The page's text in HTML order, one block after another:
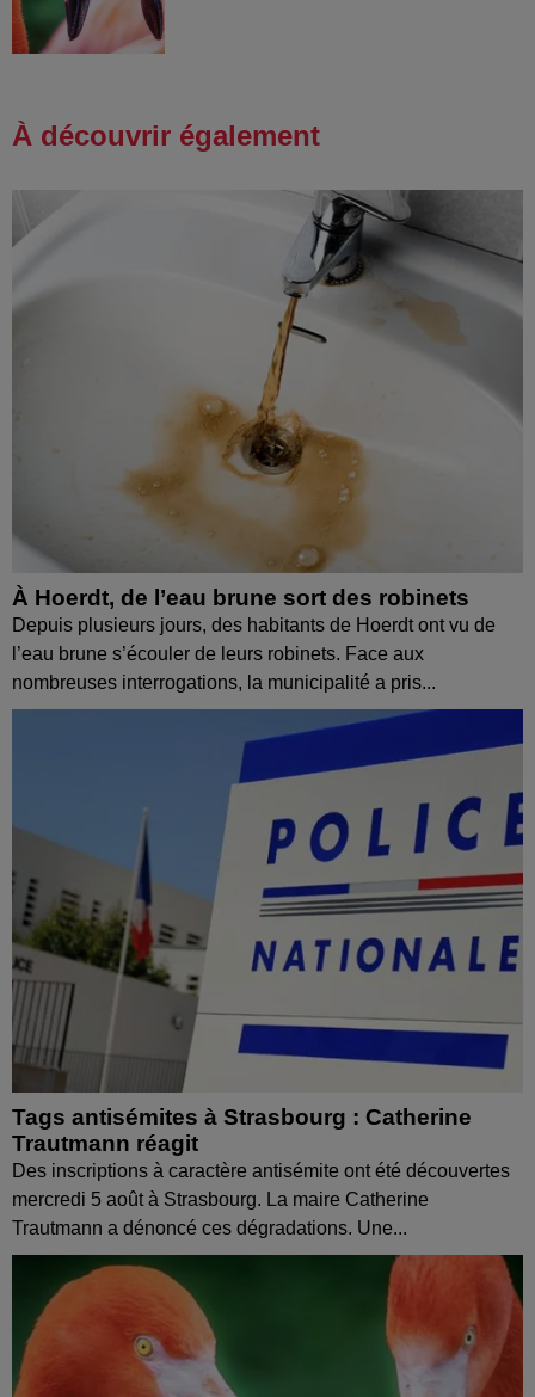
À découvrir également
À Hoerdt, de l’eau brune sort des robinets
Depuis plusieurs jours, des habitants de Hoerdt ont vu de
l’eau brune s’écouler de leurs robinets. Face aux
nombreuses interrogations, la municipalité a pris...
Tags antisémites à Strasbourg : Catherine
Trautmann réagit
Des inscriptions à caractère antisémite ont été découvertes
mercredi 5 août à Strasbourg. La maire Catherine
Trautmann a dénoncé ces dégradations. Une...